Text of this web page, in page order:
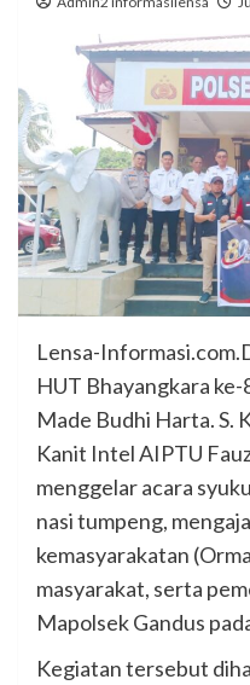
Lensa-
HUT Bhayangkara ke-
Made Budhi Harta. S.
Kanit Intel AIPTU
menggelar acara
nasi tumpeng,
kemasyarakatan
masyarakat, serta
Mapolsek Gandus
Kegiatan tersebut